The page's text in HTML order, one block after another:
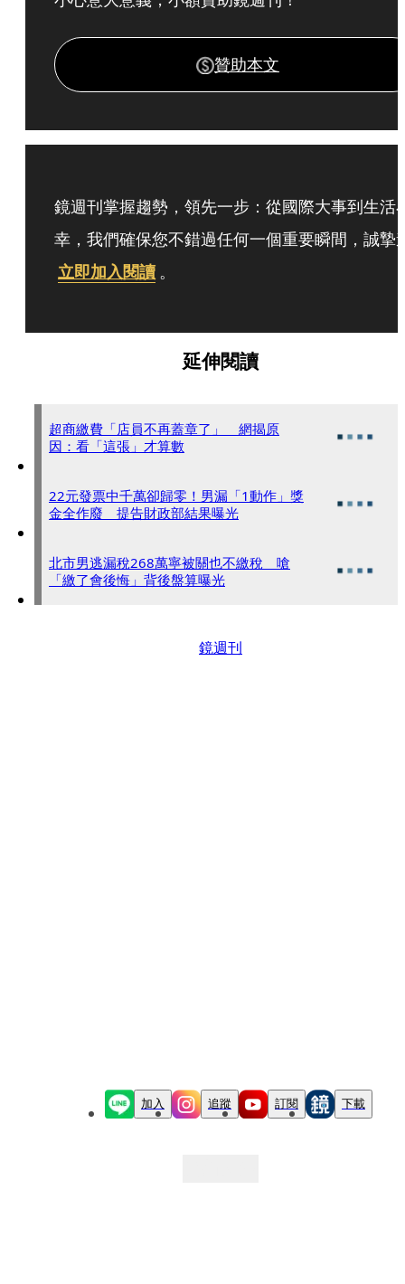
贊助本文
鏡週刊掌握趨勢，領先一步：從國際大事到生活
幸，我們確保您不錯過任何一個重要瞬間，誠摯
立即加入閱讀 。
延伸閱讀
超商繳費「店員不再蓋章了」 網揭原
因：看「這張」才算數
22元發票中千萬卻歸零！男漏「1動作」獎
金全作廢 提告財政部結果曝光
北市男逃漏稅268萬寧被關也不繳稅 嗆
「繳了會後悔」背後盤算曝光
鏡週刊
加入 追蹤 訂閱 下載